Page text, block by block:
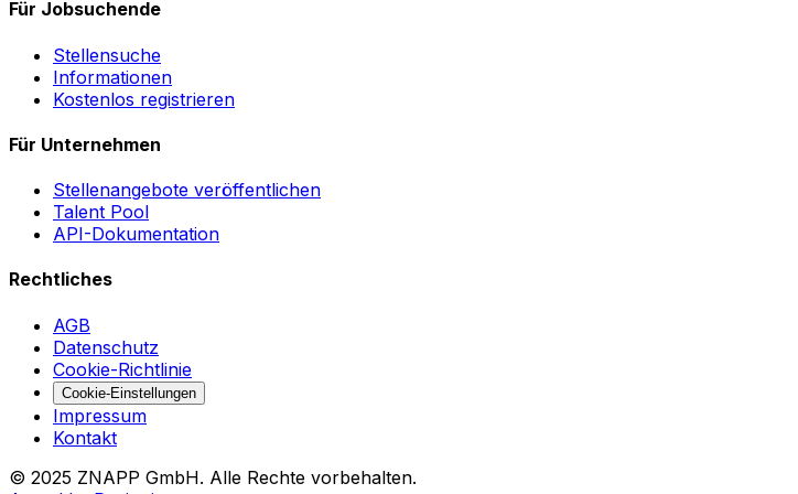
Für Jobsuchende
Stellensuche
Informationen
Kostenlos registrieren
Für Unternehmen
Stellenangebote veröffentlichen
Talent Pool
API-Dokumentation
Rechtliches
AGB
Datenschutz
Cookie-Richtlinie
Cookie-Einstellungen
Impressum
Kontakt
© 2025 ZNAPP GmbH. Alle Rechte vorbehalten.